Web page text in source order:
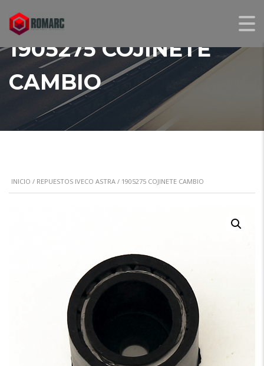
1905275 COJINETE
CAMBIO
INICIO / REPUESTOS IVECO ASTRA / 1905275 COJINETE CAMBIO